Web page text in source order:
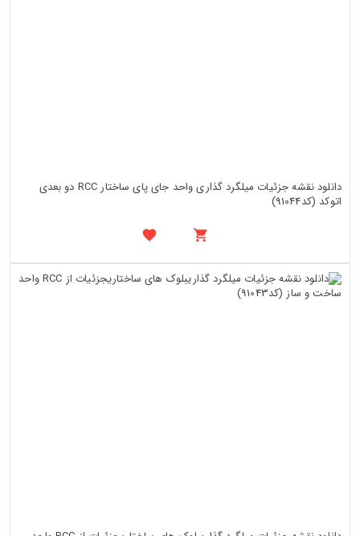
دانلود نقشه جزئیات میلگرد گذاری واحد جای پای ساختار RCC دو بعدی
اتوکد (کد91044)